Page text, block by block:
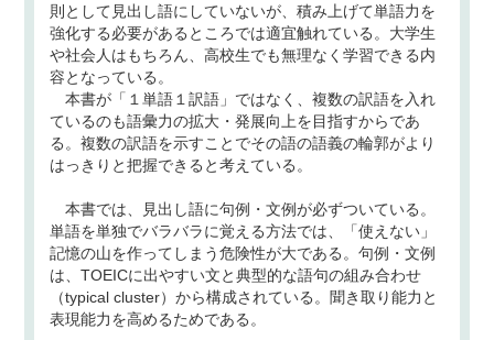
則として見出し語にしていないが、積み上げて単語力を
強化する必要があるところでは適宜触れている。大学生
や社会人はもちろん、高校生でも無理なく学習できる内
容となっている。
本書が「１単語１訳語」ではなく、複数の訳語を入れ
ているのも語彙力の拡大・発展向上を目指すからであ
る。複数の訳語を示すことでその語の語義の輪郭がより
はっきりと把握できると考えている。
本書では、見出し語に句例・文例が必ずついている。
単語を単独でバラバラに覚える方法では、「使えない」
記憶の山を作ってしまう危険性が大である。句例・文例
は、TOEICに出やすい文と典型的な語句の組み合わせ
（typical cluster）から構成されている。聞き取り能力と
表現能力を高めるためである。